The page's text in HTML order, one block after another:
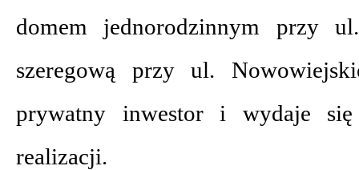
domem jednorodzinnym przy
szeregową przy ul.
prywatny inwestor i wydaje
realizacji.